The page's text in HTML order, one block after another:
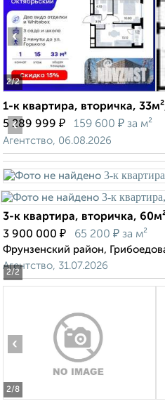
2/2
‹
1-к квартира, вторичка,
5 289 999 ₽ 159 600 ₽ за м²
Агентство, 06.08.2026
2/2
‹
3-к квартира, вторичка,
3 900 000 ₽ 65 200 ₽ за м²
Фрунзенский район,
Агентство, 31.07.2026
2/8
‹